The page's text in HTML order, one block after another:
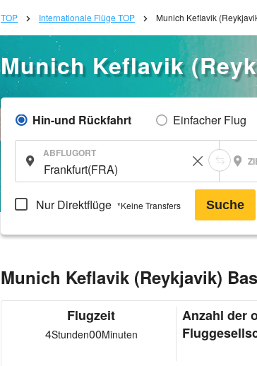
TOP Internationale Flüge TOP Munich Keflavik
Munich Keflavik
Hin-und Rückfahrt Einfacher Flug
ABFLUGORT
Nur Direktflüge *Keine Transfers Suche
Munich Keflavik (Reykjavik)
Flugzeit
4Stunden00Minuten
Anzahl der